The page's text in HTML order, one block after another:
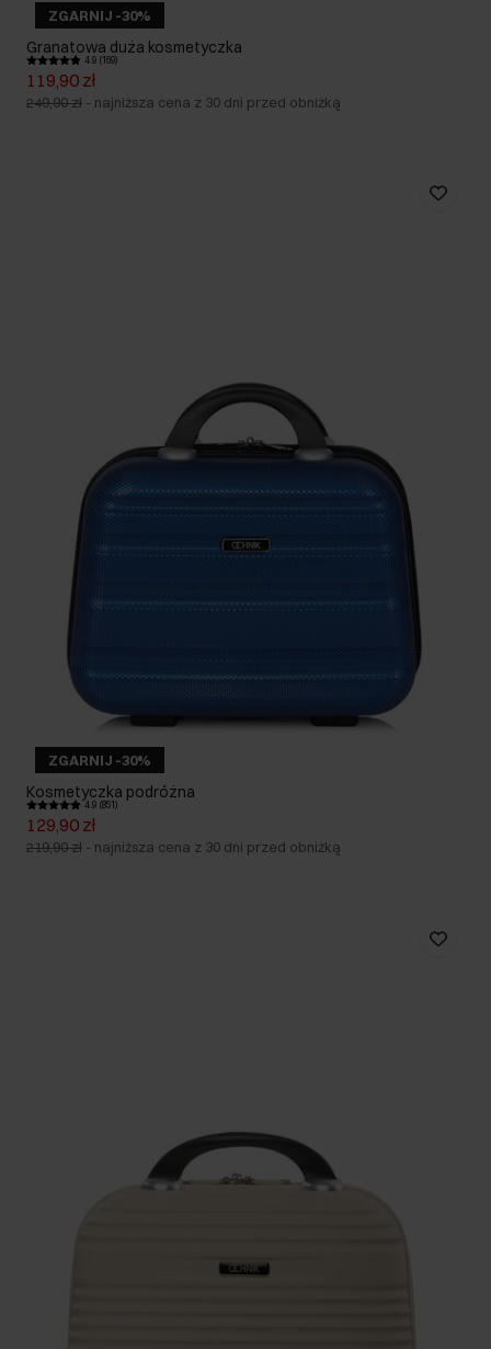
ZGARNIJ -30%
Granatowa duża kosmetyczka
4.9 (169)
119,90 zł
249,90 zł - najniższa cena z 30 dni przed obniżką
ZGARNIJ -30%
Kosmetyczka podróżna
4.9 (851)
129,90 zł
219,90 zł - najniższa cena z 30 dni przed obniżką